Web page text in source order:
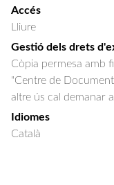
Accés
Lliure
Gestió dels drets
Còpia permesa amb
"Centre de
altre ús cal demanar
Idiomes
Català